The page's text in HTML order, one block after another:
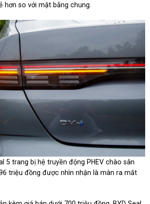
hơn so với mặt bằng chung.
5 trang bị hệ truyền động PHEV chào sân
triệu đồng được nhìn nhận là màn ra mắt